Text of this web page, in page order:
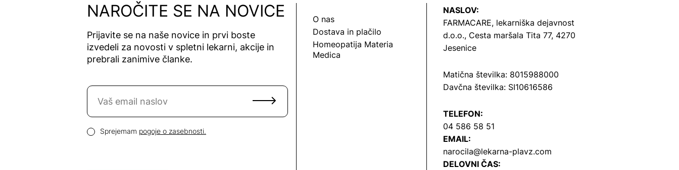
NAROČITE SE NA NOVICE
Prijavite se na naše novice in prvi boste
izvedeli za novosti v spletni lekarni, akcije in
prebrali zanimive članke.
Naročite se na novice
Pogoji zasebnosti
Sprejemam pogoje o zasebnosti.
O nas
Dostava in plačilo
Homeopatija Materia
Medica
NASLOV:
FARMACARE, lekarniška dejavnost
d.o.o., Cesta maršala Tita 77, 4270
Jesenice
Matična številka: 8015988000
Davčna številka: SI10616586
TELEFON:
04 586 58 51
EMAIL:
narocila@lekarna-plavz.com
DELOVNI ČAS: